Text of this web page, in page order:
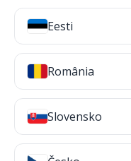
Eesti
România
Slovensko